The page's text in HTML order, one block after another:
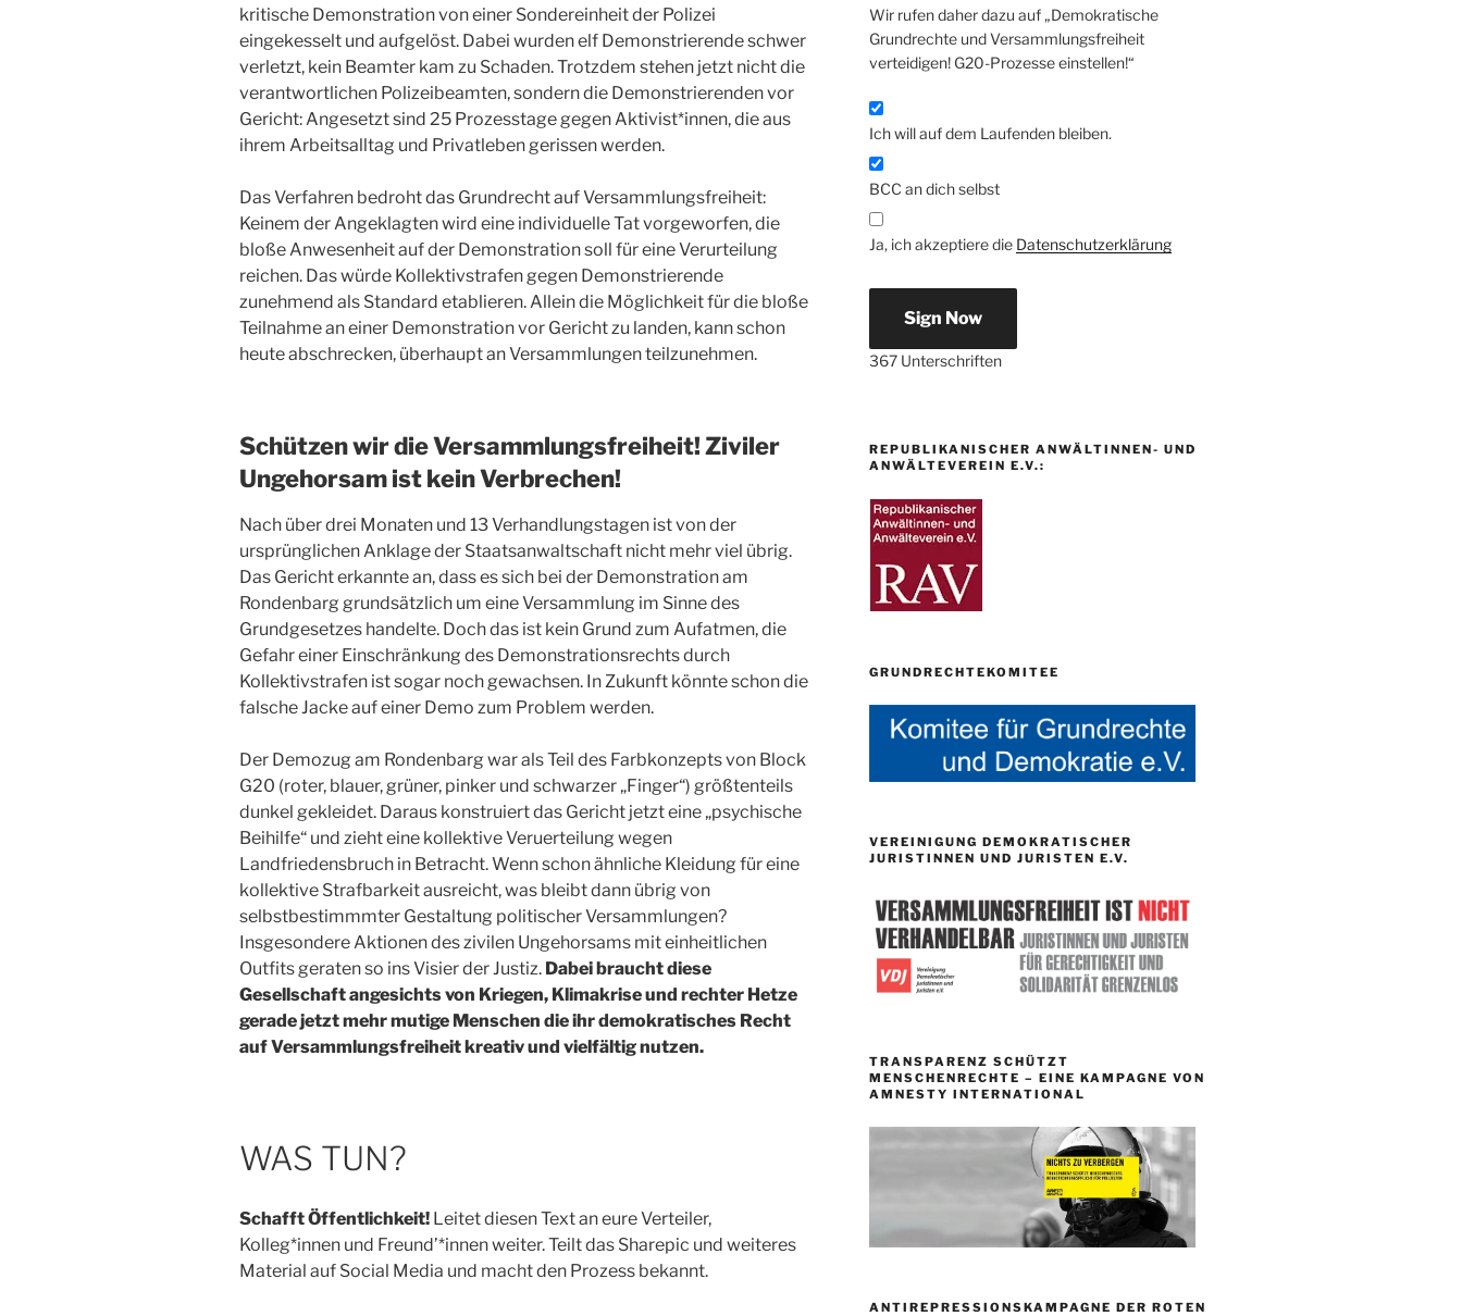
kritische Demonstration von einer Sondereinheit der Polizei
eingekesselt und aufgelöst. Dabei wurden elf Demonstrierende schwer
verletzt, kein Beamter kam zu Schaden. Trotzdem stehen jetzt nicht die
verantwortlichen Polizeibeamten, sondern die Demonstrierenden vor
Gericht: Angesetzt sind 25 Prozesstage gegen Aktivist*innen, die aus
ihrem Arbeitsalltag und Privatleben gerissen werden.
Das Verfahren bedroht das Grundrecht auf Versammlungsfreiheit:
Keinem der Angeklagten wird eine individuelle Tat vorgeworfen, die
bloße Anwesenheit auf der Demonstration soll für eine Verurteilung
reichen. Das würde Kollektivstrafen gegen Demonstrierende
zunehmend als Standard etablieren. Allein die Möglichkeit für die bloße
Teilnahme an einer Demonstration vor Gericht zu landen, kann schon
heute abschrecken, überhaupt an Versammlungen teilzunehmen.
Schützen wir die Versammlungsfreiheit! Ziviler
Ungehorsam ist kein Verbrechen!
Nach über drei Monaten und 13 Verhandlungstagen ist von der
ursprünglichen Anklage der Staatsanwaltschaft nicht mehr viel übrig.
Das Gericht erkannte an, dass es sich bei der Demonstration am
Rondenbarg grundsätzlich um eine Versammlung im Sinne des
Grundgesetzes handelte. Doch das ist kein Grund zum Aufatmen, die
Gefahr einer Einschränkung des Demonstrationsrechts durch
Kollektivstrafen ist sogar noch gewachsen. In Zukunft könnte schon die
falsche Jacke auf einer Demo zum Problem werden.
Der Demozug am Rondenbarg war als Teil des Farbkonzepts von Block
G20 (roter, blauer, grüner, pinker und schwarzer „Finger“) größtenteils
dunkel gekleidet. Daraus konstruiert das Gericht jetzt eine „psychische
Beihilfe“ und zieht eine kollektive Veruerteilung wegen
Landfriedensbruch in Betracht. Wenn schon ähnliche Kleidung für eine
kollektive Strafbarkeit ausreicht, was bleibt dann übrig von
selbstbestimmmter Gestaltung politischer Versammlungen?
Insgesondere Aktionen des zivilen Ungehorsams mit einheitlichen
Outfits geraten so ins Visier der Justiz. Dabei braucht diese
Gesellschaft angesichts von Kriegen, Klimakrise und rechter Hetze
gerade jetzt mehr mutige Menschen die ihr demokratisches Recht
auf Versammlungsfreiheit kreativ und vielfältig nutzen.
WAS TUN?
Schafft Öffentlichkeit! Leitet diesen Text an eure Verteiler,
Kolleg*innen und Freund’*innen weiter. Teilt das Sharepic und weiteres
Material auf Social Media und macht den Prozess bekannt.
Wir rufen daher dazu auf „Demokratische
Grundrechte und Versammlungsfreiheit
verteidigen! G20-Prozesse einstellen!“
Ich will auf dem Laufenden bleiben.
BCC an dich selbst
Ja, ich akzeptiere die Datenschutzerklärung
Sign Now
367Unterschriften
REPUBLIKANISCHER ANWÄLTINNEN- UND
ANWÄLTEVEREIN E.V.:
GRUNDRECHTEKOMITEE
VEREINIGUNG DEMOKRATISCHER
JURISTINNEN UND JURISTEN E.V.
TRANSPARENZ SCHÜTZT
MENSCHENRECHTE – EINE KAMPAGNE VON
AMNESTY INTERNATIONAL
ANTIREPRESSIONSKAMPAGNE DER ROTEN